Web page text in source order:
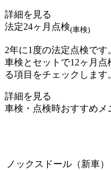
詳細を見る
法定24ヶ月点検(車検)
2年に1度の法定点検です
車検とセットで12ヶ月
る項目をチェックします
詳細を見る
車検・点検時おすすめメ
ノックスドール（新車）